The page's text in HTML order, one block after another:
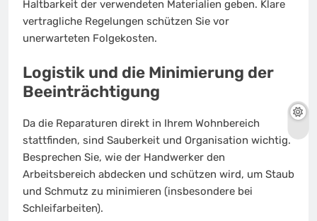
Haltbarkeit der verwendeten Materialien geben. Klare
vertragliche Regelungen schützen Sie vor
unerwarteten Folgekosten.
Logistik und die Minimierung der
Beeinträchtigung
Da die Reparaturen direkt in Ihrem Wohnbereich
stattfinden, sind Sauberkeit und Organisation wichtig.
Besprechen Sie, wie der Handwerker den
Arbeitsbereich abdecken und schützen wird, um Staub
und Schmutz zu minimieren (insbesondere bei
Schleifarbeiten).